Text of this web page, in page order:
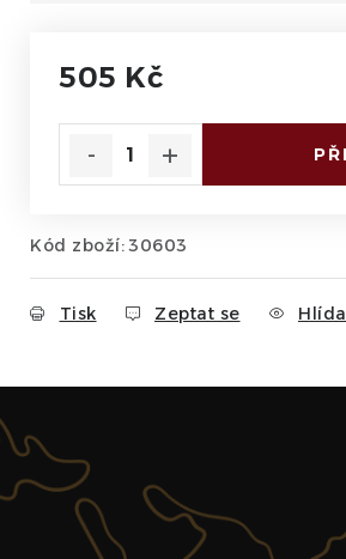
505 Kč
Kód zboží:30603
Tisk Zeptat se